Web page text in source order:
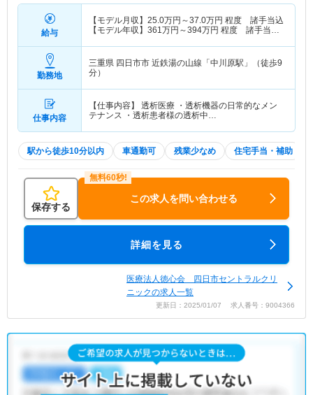
給与
【モデル月収】 25.0万円～37.0万円 程度 諸手当込
【モデル年収】 361万円～394万円 程度 諸手当・
勤務地
三重県 四日市市 近鉄湯の山線「中川原駅」（徒歩9
分）
仕事内容
【仕事内容】 透析医療 ・透析機器の日常的なメン
テナンス ・透析患者様の透析中…
駅から徒歩10分以内 車通勤可 残業少なめ 住宅手当・補助
保存する
この求人を問い合わせる
詳細を見る
医療法人徳心会 四日市セントラルクリ
ニックの求人一覧
更新日：2025/01/07 求人番号：9004366